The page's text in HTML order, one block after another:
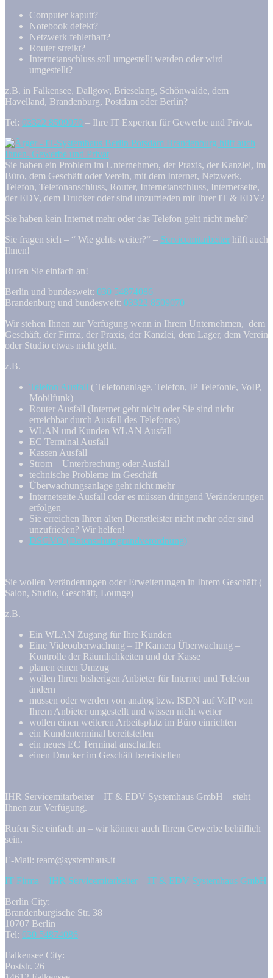
Computer kaputt?
Notebook defekt?
Netzwerk fehlerhaft?
Router streikt?
Internetanschluss soll umgestellt werden oder wird
umgestellt?
z.B. in Falkensee, Dallgow, Brieselang, Schönwalde, dem
Havelland, Brandenburg, Postdam oder Berlin?
Tel: 03322 8509070 – Ihre IT Experten für Gewerbe und Privat.
Sie haben ein Problem im Unternehmen, der Praxis, der Kanzlei, im
Büro, dem Geschäft oder Verein, mit dem Internet, Netzwerk,
Telefon, Telefonanschluss, Router, Internetanschluss, Internetseite,
der EDV, dem Drucker oder sind unzufrieden mit Ihrer IT & EDV?
Sie haben kein Internet mehr oder das Telefon geht nicht mehr?
Sie fragen sich – “ Wie gehts weiter?“ – Servicemitarbeiter hilft auch
Ihnen!
Rufen Sie einfach an!
Berlin und bundesweit: 030 54874086
Brandenburg und bundesweit: 03322 8509070
Wir stehen Ihnen zur Verfügung wenn in Ihrem Unternehmen, dem
Geschäft, der Firma, der Praxis, der Kanzlei, dem Lager, dem Verein
oder Studio etwas nicht geht.
z.B.
Telefon Ausfall ( Telefonanlage, Telefon, IP Telefonie, VoIP,
Mobilfunk)
Router Ausfall (Internet geht nicht oder Sie sind nicht
erreichbar durch Ausfall des Telefones)
WLAN und Kunden WLAN Ausfall
EC Terminal Ausfall
Kassen Ausfall
Strom – Unterbrechung oder Ausfall
technische Probleme im Geschäft
Überwachungsanlage geht nicht mehr
Internetseite Ausfall oder es müssen dringend Veränderungen
erfolgen
Sie erreichen Ihren alten Dienstleister nicht mehr oder sind
unzufrieden? Wir helfen!
DSGVO (Datenschutzgrundverordnung)
Sie wollen Veränderungen oder Erweiterungen in Ihrem Geschäft (
Salon, Studio, Geschäft, Lounge)
z.B.
Ein WLAN Zugang für Ihre Kunden
Eine Videoüberwachung – IP Kamera Überwachung –
Kontrolle der Räumlichkeiten und der Kasse
planen einen Umzug
wollen Ihren bisherigen Anbieter für Internet und Telefon
ändern
müssen oder werden von analog bzw. ISDN auf VoIP von
Ihrem Anbieter umgestellt und wissen nicht weiter
wollen einen weiteren Arbeitsplatz im Büro einrichten
ein Kundenterminal bereitstellen
ein neues EC Terminal anschaffen
einen Drucker im Geschäft bereitstellen
IHR Servicemitarbeiter – IT & EDV Systemhaus GmbH – steht
Ihnen zur Verfügung.
Rufen Sie einfach an – wir können auch Ihrem Gewerbe behilflich
sein.
E-Mail: team@systemhaus.it
IT Firma – IHR Servicemitarbeiter – IT & EDV Systemhaus GmbH
Berlin City:
Brandenburgische Str. 38
10707 Berlin
Tel: 030 54874086
Falkensee City:
Poststr. 26